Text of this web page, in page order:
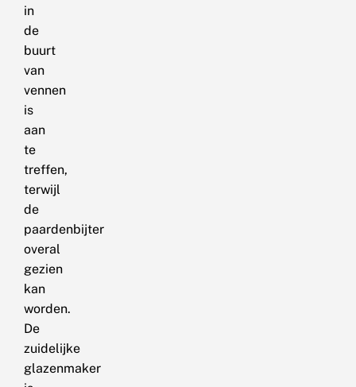
in
de
buurt
van
vennen
is
aan
te
treffen,
terwijl
de
paardenbijter
overal
gezien
kan
worden.
De
zuidelijke
glazenmaker